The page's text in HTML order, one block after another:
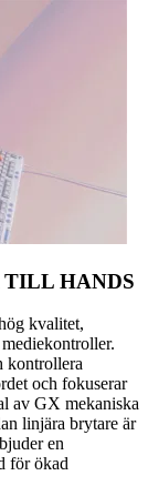
HANDS
kvalitet,
kontrollera
och fokuserar
av GX mekaniska
linjära brytare är
en
för ökad